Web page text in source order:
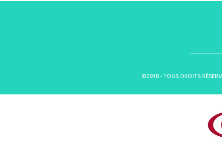
©2018 - TOUS DROITS